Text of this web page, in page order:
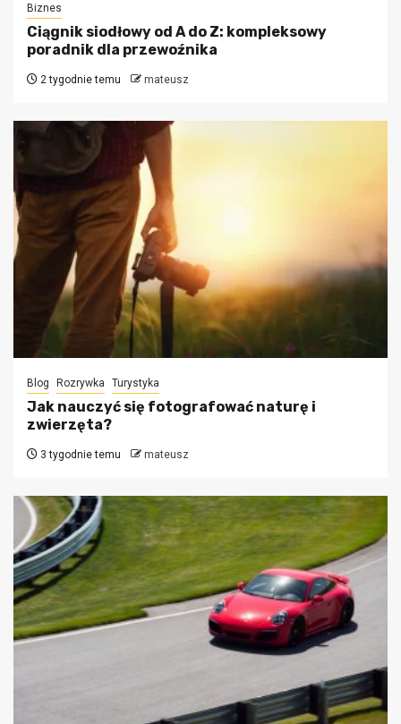
Biznes
Ciągnik siodłowy od A do Z: kompleksowy
poradnik dla przewoźnika
2 tygodnie temu mateusz
Blog Rozrywka Turystyka
Jak nauczyć się fotografować naturę i
zwierzęta?
3 tygodnie temu mateusz